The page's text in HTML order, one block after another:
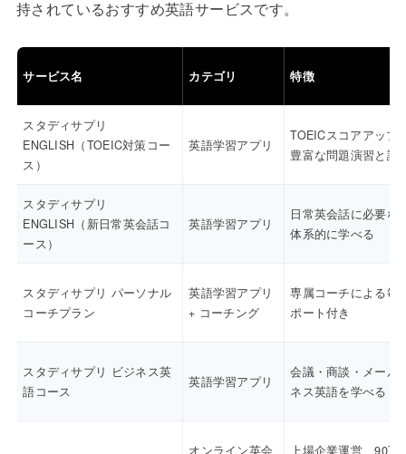
持されているおすすめ英語サービスです。
サービス名 カテゴリ 特徴
スタディサプリ
ENGLISH（TOEIC対策コー
ス）
英語学習アプリ
TOEICスコアアップ
豊富な問題演習と講
スタディサプリ
ENGLISH（新日常英会話コ
ース）
英語学習アプリ
日常英会話に必要な
体系的に学べる
スタディサプリ パーソナル
コーチプラン
英語学習アプリ
+ コーチング
専属コーチによる毎
ポート付き
スタディサプリ ビジネス英
語コース
英語学習アプリ
会議・商談・メール
ネス英語を学べる